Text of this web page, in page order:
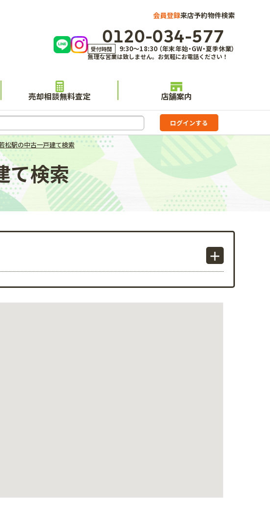
会員登録来店予約物件検索
0120-034-577
受付時間 9:30～18:30 （年末年始・GW・夏季休業）
無理な営業は致しません。お気軽にお電話ください！
売却相談無料査定 店舗案内
松駅の中古一戸建て検索
て検索